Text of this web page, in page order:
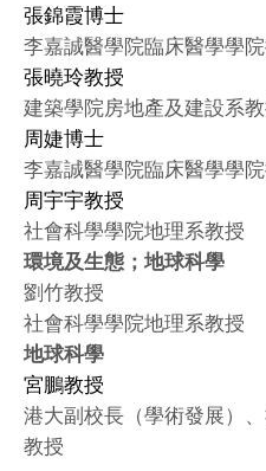
張錦霞博士
李嘉誠醫學院臨床醫學學
張曉玲教授
建築學院房地產及建設系
周婕博士
李嘉誠醫學院臨床醫學學
周宇宇教授
社會科學學院地理系教授
環境及生態；地球科學
劉竹教授
社會科學學院地理系教授
地球科學
宮鵬教授
港大副校長（學術發展）
教授